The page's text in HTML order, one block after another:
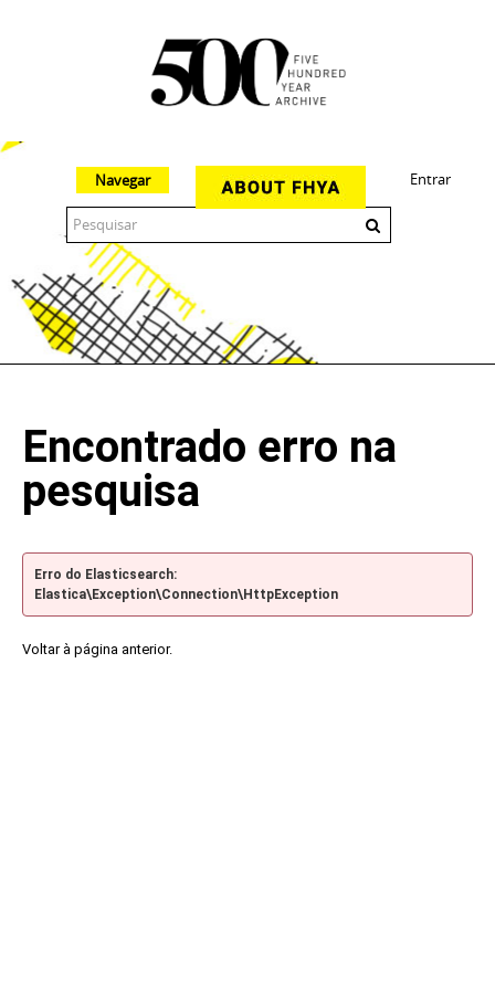
Entrar
Navegar
Encontrado erro na
pesquisa
Erro do Elasticsearch:
Elastica\Exception\Connection\HttpException
Voltar à página anterior.